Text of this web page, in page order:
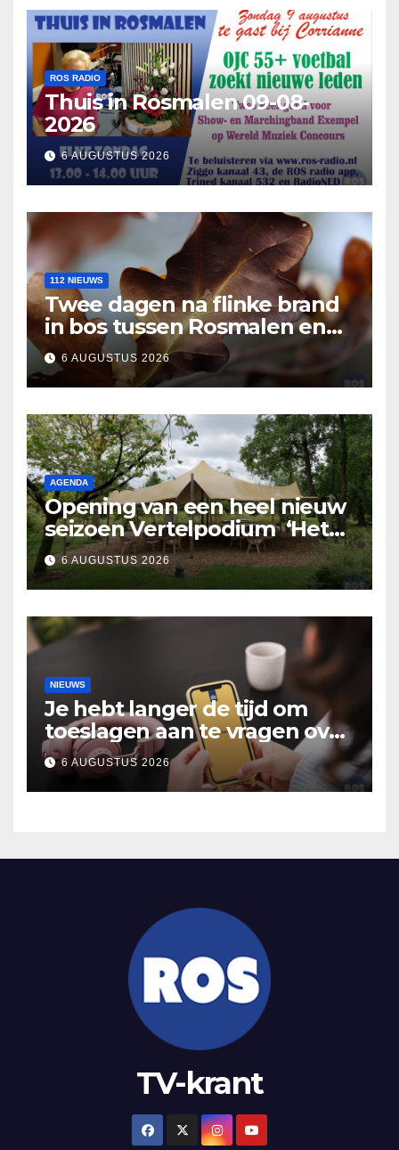
ROS RADIO
Thuis in Rosmalen 09-08-
2026
6 AUGUSTUS 2026
112 NIEUWS
Twee dagen na flinke brand
in bos tussen Rosmalen en
Nuland
6 AUGUSTUS 2026
AGENDA
Opening van een heel nieuw
seizoen Vertelpodium ‘Het
Lopende Vuur’. Landelijke
verhalen in Bomentuin D’n
Hooidonk
6 AUGUSTUS 2026
NIEUWS
Je hebt langer de tijd om
toeslagen aan te vragen over
2025
6 AUGUSTUS 2026
TV-krant